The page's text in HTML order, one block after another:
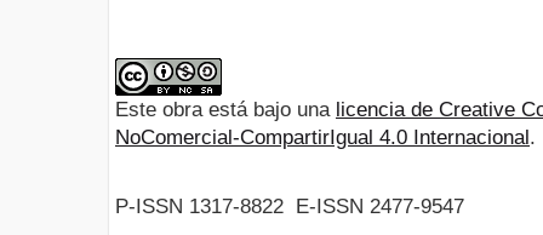
Este obra está bajo una licencia de Creative
NoComercial-CompartirIgual 4.0 Internacional.
P-ISSN 1317-8822 E-ISSN 2477-9547